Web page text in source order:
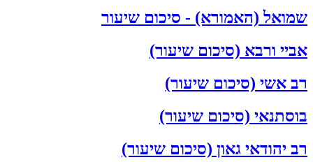
שמואל (האמורא) - סיכום שיעור
אביי ורבא (סיכום שיעור)
רב אשי (סיכום שיעור)
בוסתנאי (סיכום שיעור)
רב יהודאי גאון (סיכום שיעור)